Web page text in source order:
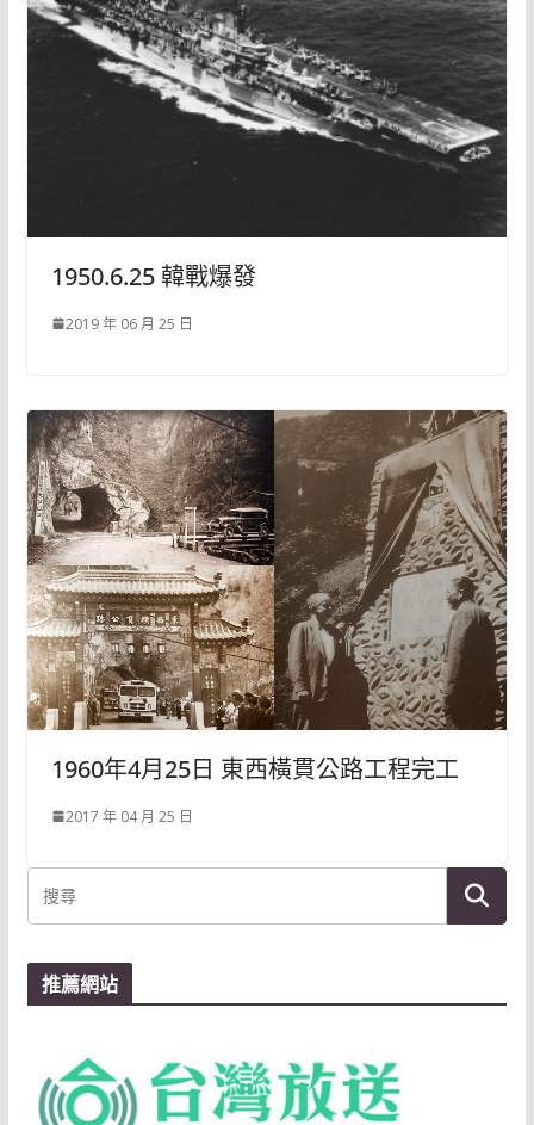
1950.6.25 韓戰爆發
2019 年 06 月 25 日
1960年4月25日 東西橫貫公路工程完工
2017 年 04 月 25 日
推薦網站